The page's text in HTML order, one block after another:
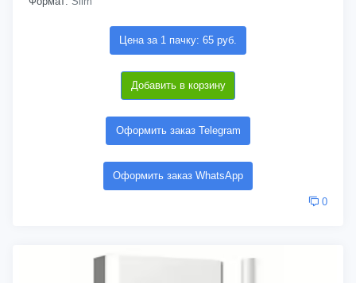
Цена за 1 пачку: 65 руб.
Добавить в корзину
Оформить заказ Telegram
Оформить заказ WhatsApp
0